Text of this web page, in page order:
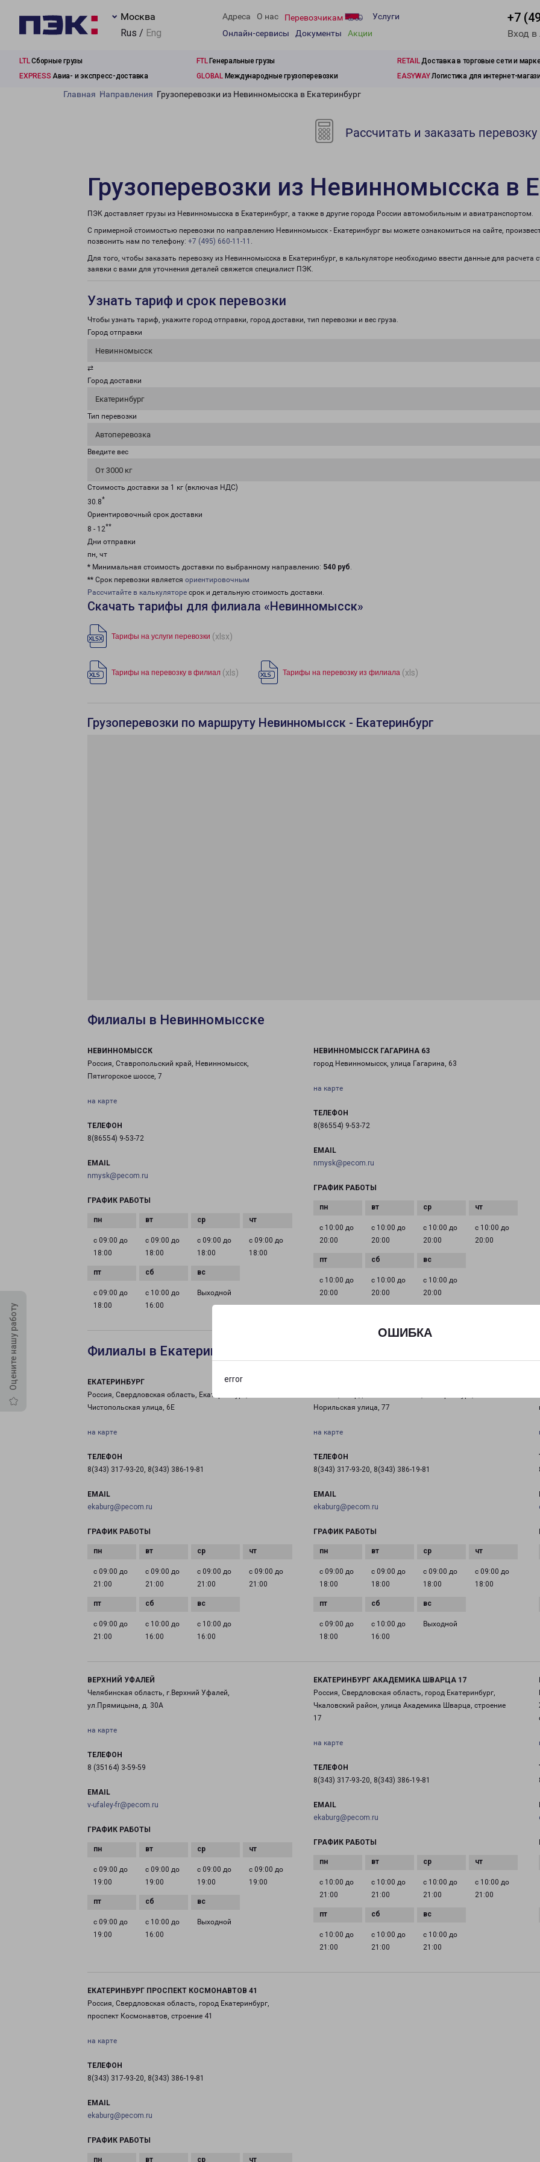
ОШИБКА
error
Москва
Rus / Eng
Адреса О нас Перевозчикам
Услуги
Онлайн-сервисы
Документы Акции
+7
Вход
LTLСборные грузы FTLГенеральные грузы RETAILДоставка в торговые сети и
EXPRESS Авиа- и экспресс-доставка GLOBALМеждународные грузоперевозки EASYWAYЛогистика для интернет-
Оцените нашу работу
Главная Направления Грузоперевозки из Невинномысска в Екатеринбург
Рассчитать и заказать перевозку
Грузоперевозки из Невинномысска в
ПЭК доставляет грузы из Невинномысска в Екатеринбург, а также в другие города России автомобильным и авиатранспортом.
С примерной стоимостью перевозки по направлению Невинномысск - Екатеринбург вы можете ознакомиться на сайте,
позвонить нам по телефону: +7 (495) 660-11-11 .
Для того, чтобы заказать перевозку из Невинномысска в Екатеринбург, в калькуляторе необходимо ввести данные для
заявки с вами для уточнения деталей свяжется специалист ПЭК.
Узнать тариф и срок перевозки
Чтобы узнать тариф, укажите город отправки, город доставки, тип перевозки и вес груза.
Город отправки
Невинномысск
⇄
Город доставки
Екатеринбург
Тип перевозки
Автоперевозка
Введите вес
От 3000 кг
Стоимость доставки за 1 кг (включая НДС)
30.8*
Ориентировочный срок доставки
8 - 12**
Дни отправки
пн, чт
* Минимальная стоимость доставки по выбранному направлению: 540 руб.
** Срок перевозки является ориентировочным
Рассчитайте в калькуляторе срок и детальную стоимость доставки.
Скачать тарифы для филиала «Невинномысск»
Тарифы на услуги перевозки (xlsx)
Тарифы на перевозку в филиал (xls) Тарифы на перевозку из филиала (xls)
Грузоперевозки по маршруту Невинномысск - Екатеринбург
Филиалы в Невинномысске
НЕВИННОМЫССК
Россия, Ставропольский край, Невинномысск,
Пятигорское шоссе, 7
на карте
ТЕЛЕФОН
8(86554) 9-53-72
EMAIL
nmysk@pecom.ru
ГРАФИК РАБОТЫ
с 09:00 до
18:00
с 09:00 до
18:00
с 09:00 до
18:00
с 09:00 до
18:00
с 09:00 до
18:00
с 10:00 до
16:00
Выходной
НЕВИННОМЫССК ГАГАРИНА 63
город Невинномысск, улица Гагарина, 63
на карте
ТЕЛЕФОН
8(86554) 9-53-72
EMAIL
nmysk@pecom.ru
ГРАФИК РАБОТЫ
с 10:00 до
20:00
с 10:00 до
20:00
с 10:00 до
20:00
с 10:00 до
20:00
с 10:00 до
20:00
с 10:00 до
20:00
с 10:00 до
20:00
Филиалы в Екатеринбурге
ЕКАТЕРИНБУРГ
Россия, Свердловская область, Екатеринбург,
Чистопольская улица, 6Е
на карте
ТЕЛЕФОН
8(343) 317-93-20, 8(343) 386-19-81
EMAIL
ekaburg@pecom.ru
ГРАФИК РАБОТЫ
с 09:00 до
21:00
с 09:00 до
21:00
с 09:00 до
21:00
с 09:00 до
21:00
с 09:00 до
21:00
с 10:00 до
16:00
с 10:00 до
16:00
Норильская улица, 77
на карте
ТЕЛЕФОН
8(343) 317-93-20, 8(343) 386-19-81
EMAIL
ekaburg@pecom.ru
ГРАФИК РАБОТЫ
с 09:00 до
18:00
с 09:00 до
18:00
с 09:00 до
18:00
с 09:00 до
18:00
с 09:00 до
18:00
с 10:00 до
16:00
Выходной
ВЕРХНИЙ УФАЛЕЙ
Челябинская область, г.Верхний Уфалей,
ул.Прямицына, д. 30А
на карте
ТЕЛЕФОН
8 (35164) 3-59-59
EMAIL
v-ufaley-fr@pecom.ru
ГРАФИК РАБОТЫ
с 09:00 до
19:00
с 09:00 до
19:00
с 09:00 до
19:00
с 09:00 до
19:00
с 09:00 до
19:00
с 10:00 до
16:00
Выходной
ЕКАТЕРИНБУРГ АКАДЕМИКА ШВАРЦА 17
Россия, Свердловская область, город Екатеринбург,
Чкаловский район, улица Академика Шварца, строение
17
на карте
ТЕЛЕФОН
8(343) 317-93-20, 8(343) 386-19-81
EMAIL
ekaburg@pecom.ru
ГРАФИК РАБОТЫ
с 10:00 до
21:00
с 10:00 до
21:00
с 10:00 до
21:00
с 10:00 до
21:00
с 10:00 до
21:00
с 10:00 до
21:00
с 10:00 до
21:00
ЕКАТЕРИНБУРГ ПРОСПЕКТ КОСМОНАВТОВ 41
Россия, Свердловская область, город Екатеринбург,
проспект Космонавтов, строение 41
на карте
ТЕЛЕФОН
8(343) 317-93-20, 8(343) 386-19-81
EMAIL
ekaburg@pecom.ru
ГРАФИК РАБОТЫ